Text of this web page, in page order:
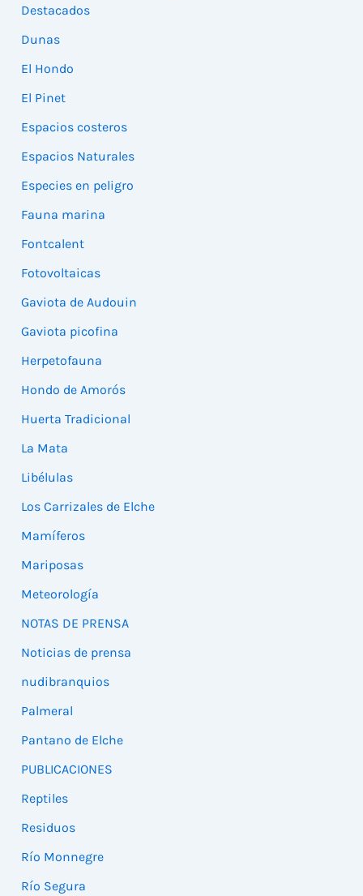
Destacados
Dunas
El Hondo
El Pinet
Espacios costeros
Espacios Naturales
Especies en peligro
Fauna marina
Fontcalent
Fotovoltaicas
Gaviota de Audouin
Gaviota picofina
Herpetofauna
Hondo de Amorós
Huerta Tradicional
La Mata
Libélulas
Los Carrizales de Elche
Mamíferos
Mariposas
Meteorología
NOTAS DE PRENSA
Noticias de prensa
nudibranquios
Palmeral
Pantano de Elche
PUBLICACIONES
Reptiles
Residuos
Río Monnegre
Río Segura